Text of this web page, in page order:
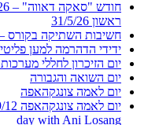
ראשון 31/5/26
חשיבות השתיקה בקורס –
ידידי הדהרמה למען
יום הזיכרון לחללי
יום השואה והגבורה
יום לאמה צונגקהאפה
day with Ani Losang